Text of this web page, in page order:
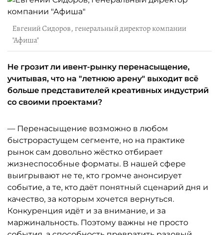
Евгений Сидоров, генеральный директор компании
"Афиша"
Не грозит ли ивент-рынку перенасыщение,
учитывая, что на "летнюю арену" выходит всё
больше представителей креативных индустрий
со своими проектами?
— Перенасыщение возможно в любом
быстрорастущем сегменте, но на практике
рынок сам довольно жёстко отбирает
жизнеспособные форматы. В нашей сфере
выигрывают не те, кто громче анонсирует
событие, а те, кто даёт понятный сценарий дня и
качество, за которым хочется вернуться.
Конкуренция идёт и за внимание, и за
маржинальность. Поэтому важны не просто